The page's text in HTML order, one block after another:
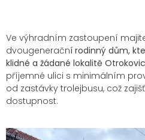
Ve výhradním zastoupení
dvougenerační rodinný dům,
klidné a žádané lokalitě
příjemné ulici s minimálním
od zastávky trolejbusu, což
dostupnost.